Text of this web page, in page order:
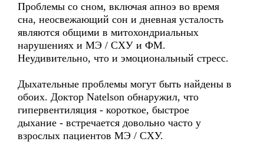
Проблемы со сном, включая апноэ во время
сна, неосвежающий сон и дневная усталость
являются общими в митохондриальных
нарушениях и MЭ / CХУ и ФM.
Неудивительно, что и эмоциональный стресс.
Дыхательные проблемы могут быть найдены в
обоих. Доктор Natelson обнаружил, что
гипервентиляция - короткое, быстрое
дыхание - встречается довольно часто у
взрослых пациентов MЭ / CХУ.